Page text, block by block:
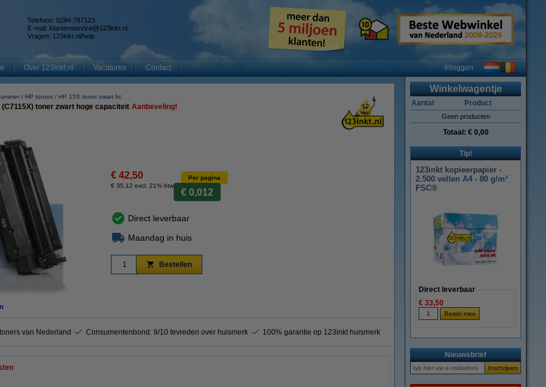
Telefoon: 0294-787123
E-mail: klantenservice@123inkt.nl
Vragen: 123inkt.nl/help
Over 123inkt.nl Vacatures Contact Inloggen
HP toners HP 15X toner zwart hc
toner zwart hoge capaciteit Aanbeveling!
€ 42,50
€ 35,12 excl. 21% btw
Per pagina
€ 0,012
Direct leverbaar
Maandag in huis
Bestellen
van Nederland Consumentenbond: 9/10 tevreden over huismerk 100% garantie op 123inkt huismerk
Winkelwagentje
Aantal Product
Geen producten
Totaal: € 0,00
Tip!
123inkt kopieerpapier -
2.500 vellen A4 - 80 g/m²
FSC®
Direct leverbaar
€ 33,50
Nieuwsbrief